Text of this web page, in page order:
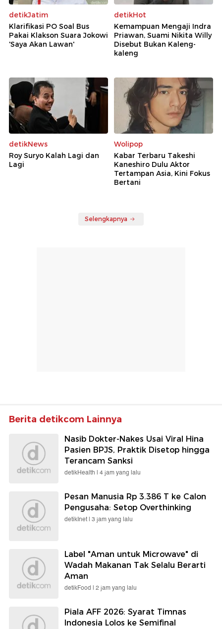
detikJatim
Klarifikasi PO Soal Bus
Pakai Klakson Suara Jokowi
'Saya Akan Lawan'
detikHot
Kemampuan Mengaji Indra
Priawan, Suami Nikita Willy
Disebut Bukan Kaleng-
kaleng
detikNews
Roy Suryo Kalah Lagi dan
Lagi
Wolipop
Kabar Terbaru Takeshi
Kaneshiro Dulu Aktor
Tertampan Asia, Kini Fokus
Bertani
Selengkapnya
Berita detikcom Lainnya
Nasib Dokter-Nakes Usai Viral Hina
Pasien BPJS, Praktik Disetop hingga
Terancam Sanksi
detikHealth | 4 jam yang lalu
Pesan Manusia Rp 3.386 T ke Calon
Pengusaha: Setop Overthinking
detikInet | 3 jam yang lalu
Label "Aman untuk Microwave" di
Wadah Makanan Tak Selalu Berarti
Aman
detikFood | 2 jam yang lalu
Piala AFF 2026: Syarat Timnas
Indonesia Lolos ke Semifinal